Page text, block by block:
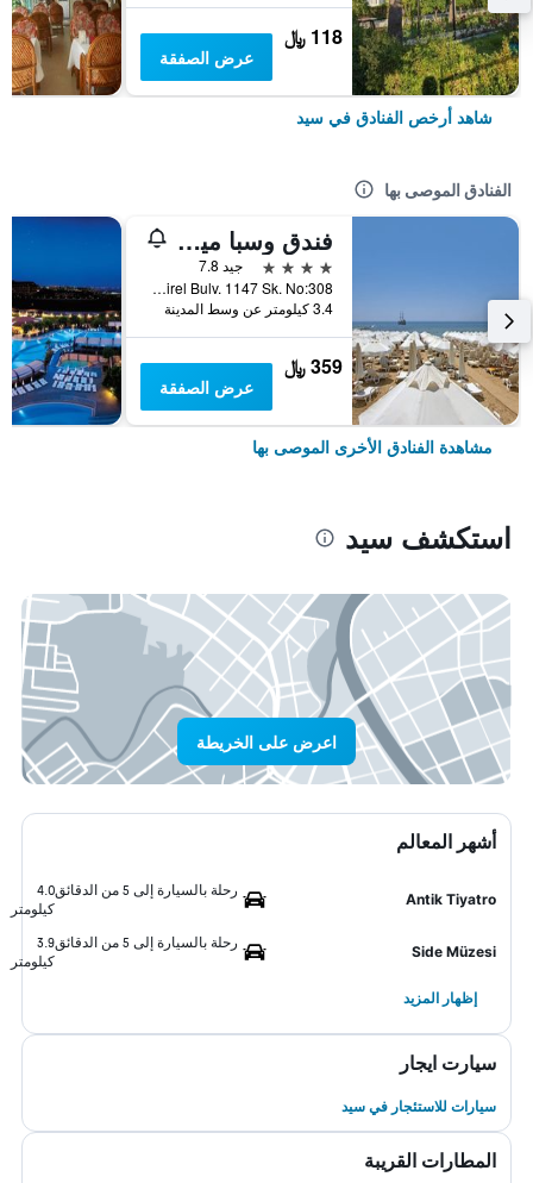
118 ﷼
عرض الصفقة
شاهد أرخص الفنادق في سيد
الفنادق الموصى بها
فندق وسبا ميرفي صن
4 نجوم
جيد 7.8
Yali Mah. Suleyman Demirel Bulv. 1147 Sk. No:308, سيد, تركيا
3.4 كيلومتر عن وسط المدينة
359 ﷼
عرض الصفقة
مشاهدة الفنادق الأخرى الموصى بها
استكشف سيد
اعرض على الخريطة
أشهر المعالم
Antik Tiyatro
رحلة بالسيارة إلى 5 من الدقائق
4.0
كيلومتر
Side Müzesi
رحلة بالسيارة إلى 5 من الدقائق
3.9
كيلومتر
إظهار المزيد
سيارت ايجار
سيارات للاستئجار في سيد
المطارات القريبة